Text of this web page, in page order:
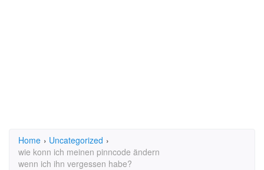
Home › Uncategorized ›
wie konn ich meinen pinncode ändern
wenn ich ihn vergessen habe?